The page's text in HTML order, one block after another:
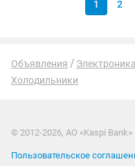
1 2
Объявления Электроника
Холодильники
© 2012-2026, АО «Kaspi Bank»
Пользовательское